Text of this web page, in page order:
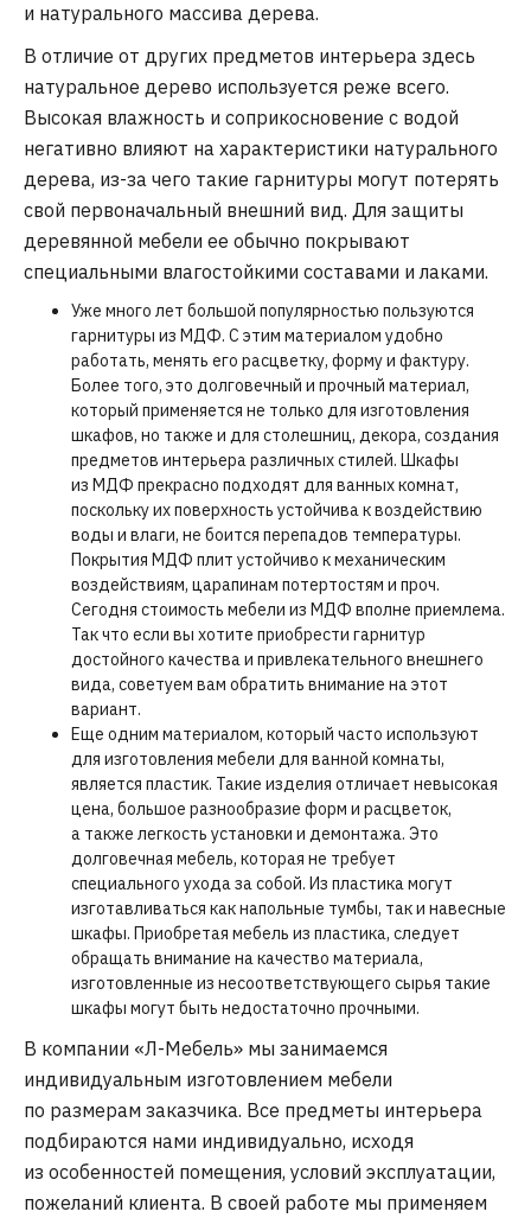
и натурального массива дерева.
В отличие от других предметов интерьера здесь
натуральное дерево используется реже всего.
Высокая влажность и соприкосновение с водой
негативно влияют на характеристики натурального
дерева, из-за чего такие гарнитуры могут потерять
свой первоначальный внешний вид. Для защиты
деревянной мебели ее обычно покрывают
специальными влагостойкими составами и лаками.
Уже много лет большой популярностью пользуются
гарнитуры из МДФ. С этим материалом удобно
работать, менять его расцветку, форму и фактуру.
Более того, это долговечный и прочный материал,
который применяется не только для изготовления
шкафов, но также и для столешниц, декора, создания
предметов интерьера различных стилей. Шкафы
из МДФ прекрасно подходят для ванных комнат,
поскольку их поверхность устойчива к воздействию
воды и влаги, не боится перепадов температуры.
Покрытия МДФ плит устойчиво к механическим
воздействиям, царапинам потертостям и проч.
Сегодня стоимость мебели из МДФ вполне приемлема.
Так что если вы хотите приобрести гарнитур
достойного качества и привлекательного внешнего
вида, советуем вам обратить внимание на этот
вариант.
Еще одним материалом, который часто используют
для изготовления мебели для ванной комнаты,
является пластик. Такие изделия отличает невысокая
цена, большое разнообразие форм и расцветок,
а также легкость установки и демонтажа. Это
долговечная мебель, которая не требует
специального ухода за собой. Из пластика могут
изготавливаться как напольные тумбы, так и навесные
шкафы. Приобретая мебель из пластика, следует
обращать внимание на качество материала,
изготовленные из несоответствующего сырья такие
шкафы могут быть недостаточно прочными.
В компании «Л-Мебель» мы занимаемся
индивидуальным изготовлением мебели
по размерам заказчика. Все предметы интерьера
подбираются нами индивидуально, исходя
из особенностей помещения, условий эксплуатации,
пожеланий клиента. В своей работе мы применяем